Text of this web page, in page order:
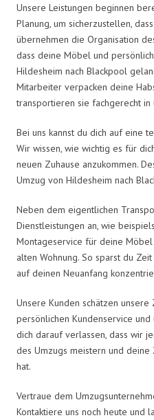
Unsere Leistungen beginnen
Planung, um sicherzustellen,
übernehmen die Organisation
dass deine Möbel und
Hildesheim nach Blackpool
Mitarbeiter verpacken deine
transportieren sie fachgerecht
Bei uns kannst du dich auf eine
Wir wissen, wie wichtig es für
neuen Zuhause anzukommen.
Umzug von Hildesheim nach
Neben dem eigentlichen
Dienstleistungen an, wie
Montageservice für deine
alten Wohnung. So sparst du
auf deinen Neuanfang
Unsere Kunden schätzen unsere
persönlichen Kundenservice
dich darauf verlassen, dass wir
des Umzugs meistern und
hat.
Vertraue dem
Kontaktiere uns noch heute und